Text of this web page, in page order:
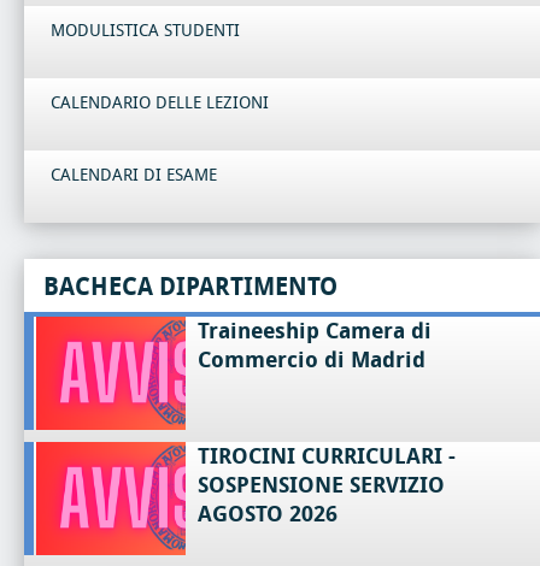
MODULISTICA STUDENTI
CALENDARIO DELLE LEZIONI
CALENDARI DI ESAME
BACHECA DIPARTIMENTO
Traineeship Camera di
Commercio di Madrid
TIROCINI CURRICULARI -
SOSPENSIONE SERVIZIO
AGOSTO 2026